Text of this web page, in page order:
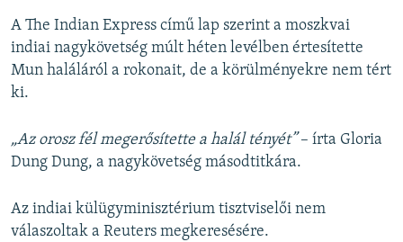
A The Indian Express című lap szerint a moszkvai
indiai nagykövetség múlt héten levélben értesítette
Mun haláláról a rokonait, de a körülményekre nem tért
ki.
„Az orosz fél megerősítette a halál tényét”– írta Gloria
Dung Dung, a nagykövetség másodtitkára.
Az indiai külügyminisztérium tisztviselői nem
válaszoltak a Reuters megkeresésére.